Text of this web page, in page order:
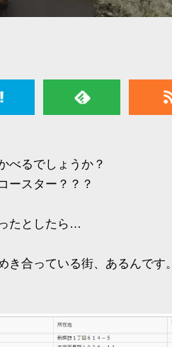
べるでしょうか？
ースター？？？
たとしたら…
合っている街、あるんです。